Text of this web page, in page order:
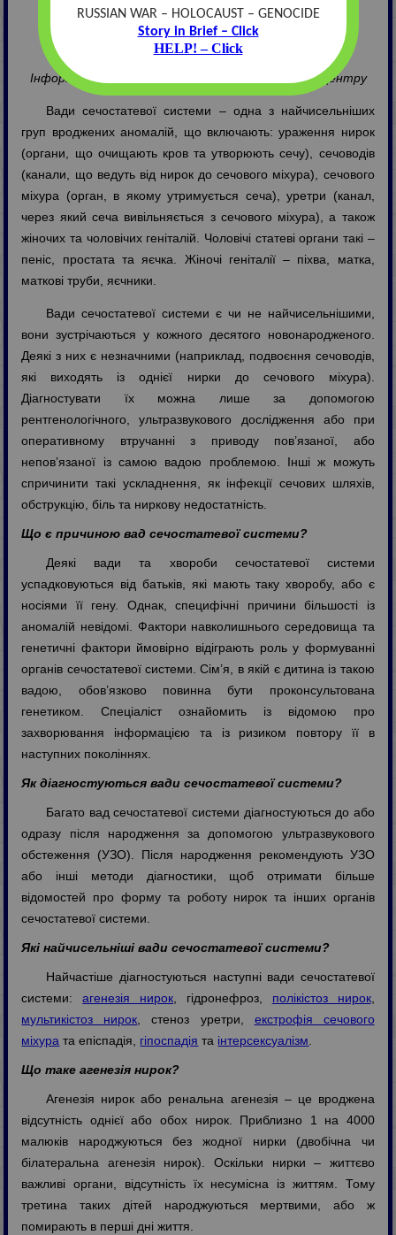
Інформація для батьків
Н.С. Шкапій
Інформаційний спеціаліст Хмельницького ОМНІ-центру
Вади сечостатевої системи – одна з найчисельніших
груп вроджених аномалій, що включають: ураження нирок
(органи, що очищають кров та утворюють сечу), сечоводів
(канали, що ведуть від нирок до сечового міхура), сечового
міхура (орган, в якому утримується сеча), уретри (канал,
через який сеча вивільняється з сечового міхура), а також
жіночих та чоловічих геніталій. Чоловічі статеві органи такі –
пеніс, простата та яєчка. Жіночі геніталії – піхва, матка,
маткові труби, яєчники.
Вади сечостатевої системи є чи не найчисельнішими,
вони зустрічаються у кожного десятого новонародженого.
Деякі з них є незначними (наприклад, подвоєння сечоводів,
які виходять із однієї нирки до сечового міхура).
Діагностувати їх можна лише за допомогою
рентгенологічного, ультразвукового дослідження або при
оперативному втручанні з приводу пов’язаної, або
непов’язаної із самою вадою проблемою. Інші ж можуть
спричинити такі ускладнення, як інфекції сечових шляхів,
обструкцію, біль та ниркову недостатність.
Що є причиною вад сечостатевої системи?
Деякі вади та хвороби сечостатевої системи
успадковуються від батьків, які мають таку хворобу, або є
носіями її гену. Однак, специфічні причини більшості із
аномалій невідомі. Фактори навколишнього середовища та
генетичні фактори ймовірно відіграють роль у формуванні
органів сечостатевої системи. Сім’я, в якій є дитина із такою
вадою, обов’язково повинна бути проконсультована
генетиком. Спеціаліст ознайомить із відомою про
захворювання інформацією та із ризиком повтору її в
наступних поколіннях.
Як діагностуються вади сечостатевої системи?
Багато вад сечостатевої системи діагностуються до або
одразу після народження за допомогою ультразвукового
обстеження (УЗО). Після народження рекомендують УЗО
або інші методи діагностики, щоб отримати більше
відомостей про форму та роботу нирок та інших органів
сечостатевої системи.
Які найчисельніші вади сечостатевої системи?
Найчастіше діагностуються наступні вади сечостатевої
системи:агенезія нирок, гідронефроз, полікістоз нирок,
мультикістоз нирок, стеноз уретри, екстрофія сечового
міхура та епіспадія, гіпоспадія та інтерсексуалізм.
Що таке агенезія нирок?
Агенезія нирок або ренальна агенезія – це вроджена
відсутність однієї або обох нирок. Приблизно 1 на 4000
малюків народжуються без жодної нирки (двобічна чи
білатеральна агенезія нирок). Оскільки нирки – життєво
важливі органи, відсутність їх несумісна із життям. Тому
третина таких дітей народжуються мертвими, або ж
помирають в перші дні життя.
RUSSIAN WAR – HOLOCAUST – GENOCIDE
Story in Brief – Click
HELP! – Click